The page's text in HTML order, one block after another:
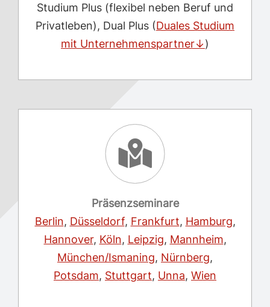
Studium Plus (flexibel neben Beruf und
Privatleben), Dual Plus (Duales Studium
mit Unternehmenspartner↓)
Präsenzseminare
Berlin, Düsseldorf, Frankfurt, Hamburg,
Hannover, Köln, Leipzig, Mannheim,
München/Ismaning, Nürnberg,
Potsdam, Stuttgart, Unna, Wien